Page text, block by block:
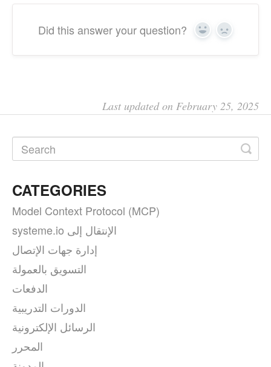
Did this answer your question? Yes No
Last updated on February 25, 2025
CATEGORIES
Model Context Protocol (MCP)
systeme.io الإنتقال إلى
إدارة جهات الإتصال
التسويق بالعمولة
الدفعات
الدورات التدريبية
الرسائل الإلكترونية
المحرر